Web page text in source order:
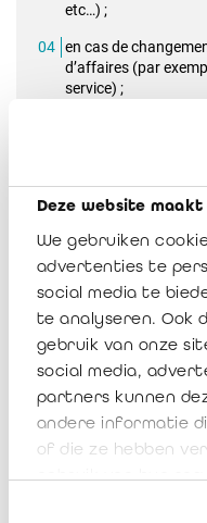
Deze website
We gebruiken
advertenties te
social media te
te analyseren. Ook
gebruik van onze
social media,
partners kunnen
andere informatie
of die ze hebben
etc…) ;
en cas de
d’affaires (par
service) ;
Nous nous
bénéficiaires
standard, le risque
le cas échéant,
la troisième année
renouvellement du
Pour les clients
l’évaluation des
le 31 décembre de
d’acceptation du